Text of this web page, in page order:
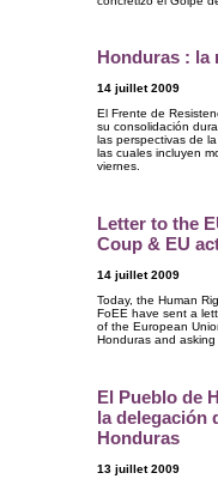
Honduras : la
14 juillet 2009
El Frente de
su consolidación
las perspectivas de
las cuales incluyen
viernes.
Letter to the
Coup & EU
14 juillet 2009
Today, the Human
FoEE have sent a
of the European
Honduras and
El Pueblo de
la delegación
Honduras
13 juillet 2009